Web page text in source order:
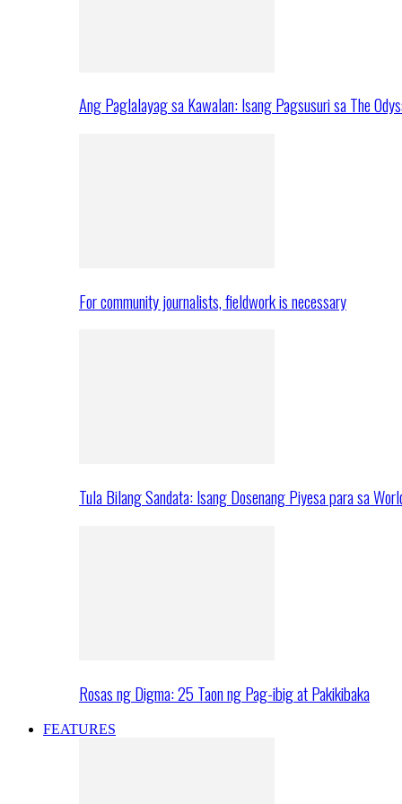
Ang Paglalayag sa Kawalan: Isang Pagsusuri sa The
For community journalists, fieldwork is necessary
Tula Bilang Sandata: Isang Dosenang Piyesa para sa
Rosas ng Digma: 25 Taon ng Pag-ibig at Pakikibaka
FEATURES